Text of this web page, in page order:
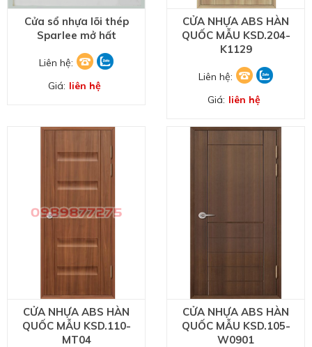
Cửa sổ nhựa lõi thép
Sparlee mở hất
Liên hệ:
Giá: liên hệ
CỬA NHỰA ABS HÀN
QUỐC MẪU KSD.204-
K1129
Liên hệ:
Giá: liên hệ
CỬA NHỰA ABS HÀN
QUỐC MẪU KSD.110-
MT04
CỬA NHỰA ABS HÀN
QUỐC MẪU KSD.105-
W0901